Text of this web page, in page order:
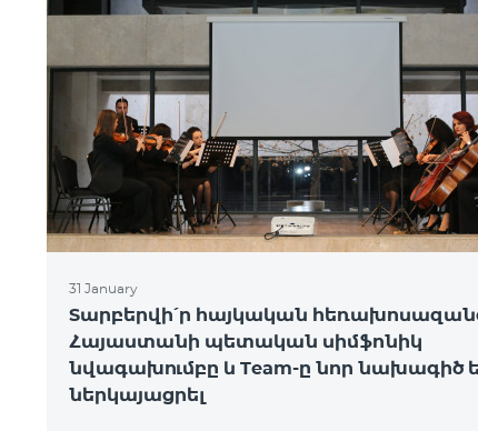
31 January
Տարբերվի՛ր հայկական
Հայաստանի պետական սիմֆոնիկ
նվագախումբը և Team-ը նոր նախագիծ
ներկայացրել